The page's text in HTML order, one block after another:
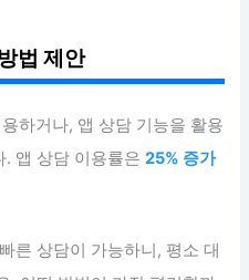
법 제안
하거나, 앱 상담 기능을 활용
. 앱 상담 이용률은25% 증가
른 상담이 가능하니, 평소 대